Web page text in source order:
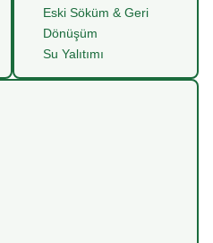
Eski Söküm & Geri
Dönüşüm
Su Yalıtımı